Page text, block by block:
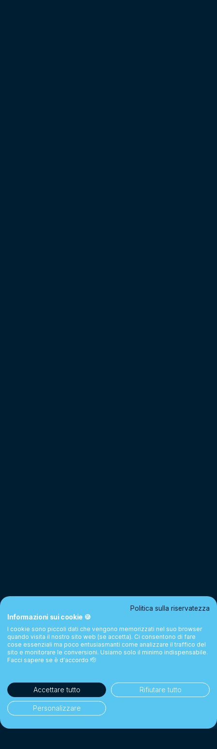
Politica sulla riservatezza
Informazioni sui cookie 🍪
I cookie sono piccoli dati che vengono memorizzati nel suo browser
quando visita il nostro sito web (se accetta). Ci consentono di fare
cose essenziali ma poco entusiasmanti come analizzare il traffico del
sito e monitorare le conversioni. Usiamo solo il minimo indispensabile.
Facci sapere se è d'accordo 🫡
Accettare tutto Rifiutare tutto
Personalizzare